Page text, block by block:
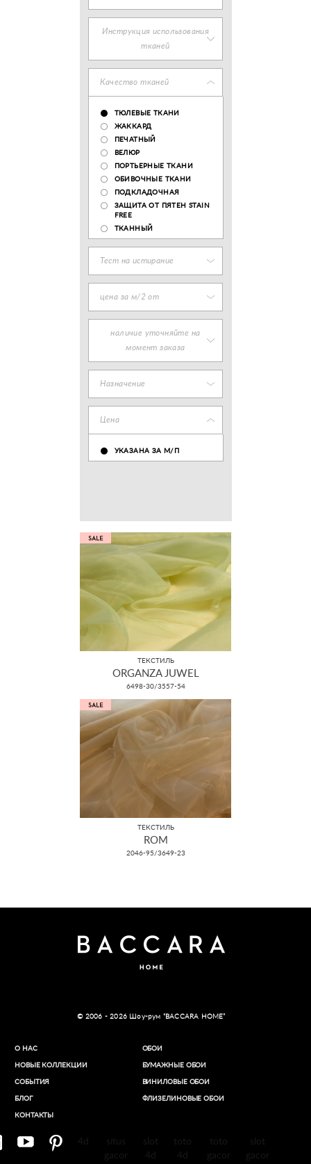
Инструкция использования
тканей
Качество тканей
ТЮЛЕВЫЕ ТКАНИ
ЖАККАРД
ПЕЧАТНЫЙ
ВЕЛЮР
ПОРТЬЕРНЫЕ ТКАНИ
ОБИВОЧНЫЕ ТКАНИ
ПОДКЛАДОЧНАЯ
ЗАЩИТА ОТ ПЯТЕН STAIN
FREE
ТКАННЫЙ
Тест на истирание
цена за м/2 от
наличие уточняйте на
момент заказа
Назначение
Цена
УКАЗАНА ЗА М/П
ТЕКСТИЛЬ
ORGANZA JUWEL
6498-30/3557-54
ТЕКСТИЛЬ
ROM
2046-95/3649-23
© 2006 - 2026 Шоу-рум “BACCARA HOME”
О НАС
НОВЫЕ КОЛЛЕКЦИИ
СОБЫТИЯ
БЛОГ
КОНТАКТЫ
ОБОИ
БУМАЖНЫЕ ОБОИ
ВИНИЛОВЫЕ ОБОИ​
ФЛИЗЕЛИНОВЫЕ ОБОИ